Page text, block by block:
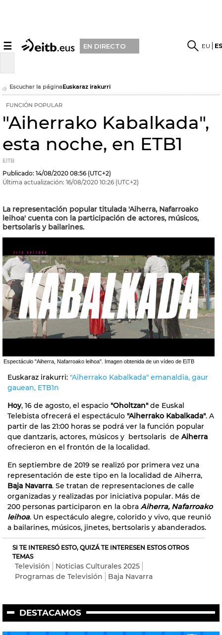
☰ EN DIRECTO EU
Escuchar la páginaEuskaraz irakurri
FUNCIÓN POPULAR
"Aiherrako Kabalkada",
esta noche, en ETB1
EITB
Publicado: 14/08/2020 08:56 (UTC+2)
Última actualización: 16/08/2020 10:26 (UTC+2)
La representación popular titulada 'Aiherra, Nafarroako
leihoa' cuenta con la participación de actores, músicos,
bertsolaris y bailarines.
Espectáculo "Aiherra, Nafarroako leihoa". Imagen obtenida de un vídeo de EiTB
Euskaraz irakurri: "Aiherrako Kabalkada" emanaldia, gaur
gauean, ETB1n
Hoy, 16 de agosto, el espacio "Oholtzan"de Euskal
Telebista ofrecerá el espectáculo "Aiherrako Kabalkada". A
partir de las 21:00 horas se podrá ver la función popular
que dantzaris, actores, músicos y bertsolaris de Aiherra
ofrecieron en el frontón de la localidad.
En septiembre de 2019 se realizó por primera vez una
representación de este tipo en la localidad de Aiherra,
Baja Navarra. Se tratan de representaciones de calle
organizadas y realizadas por iniciativa popular. Más de
200 personas participaron en la obra Aiherra, Nafarroako
leihoa. Un espectáculo alegre, colorido y vivo, que reunió
a bailarines, músicos, jinetes, bertsolaris y abanderados.
SI TE INTERESÓ ESTO, QUIZÁ TE INTERESEN ESTOS OTROS
TEMAS
Televisión
Noticias Culturales 2025
Programas de Televisión
Baja Navarra
DESTACAMOS